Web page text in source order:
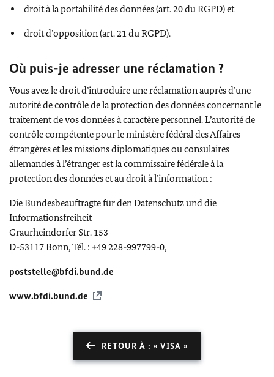
droit à la portabilité des données (art. 20 du RGPD) et
droit d’opposition (art. 21 du RGPD).
Où puis-je adresser une réclamation ?
Vous avez le droit d’introduire une réclamation auprès d’une
autorité de contrôle de la protection des données concernant le
traitement de vos données à caractère personnel. L’autorité de
contrôle compétente pour le ministère fédéral des Affaires
étrangères et les missions diplomatiques ou consulaires
allemandes à l’étranger est la commissaire fédérale à la
protection des données et au droit à l’information :
Die Bundesbeauftragte für den Datenschutz und die
Informationsfreiheit
Graurheindorfer Str. 153
D-53117Bonn, Tél. : +49 228-997799-0,
poststelle@bfdi.bund.de
www.bfdi.bund.de
RETOUR À : « VISA »